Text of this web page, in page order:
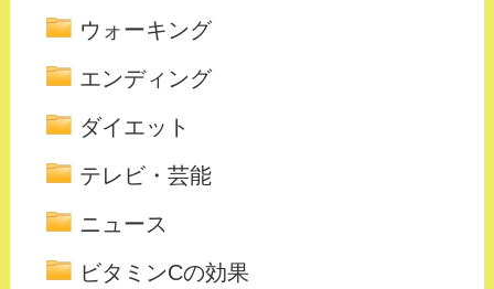
ウォーキング
エンディング
ダイエット
テレビ・芸能
ニュース
ビタミンCの効果